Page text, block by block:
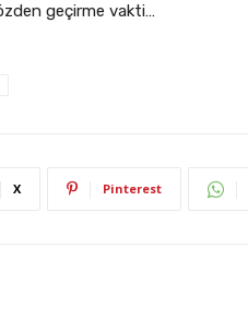
geçirme vakti…
X Pinterest